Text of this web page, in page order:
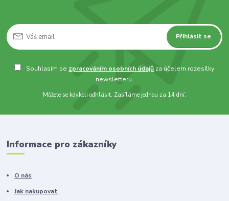
Přihlásit se
Souhlasím se zpracováním osobních údajů za účelem rozesílky
newsletteru.
Můžete se kdykoli odhlásit. Zasíláme jednou za 14 dní.
Informace pro zákazníky
O nás
Jak nakupovat